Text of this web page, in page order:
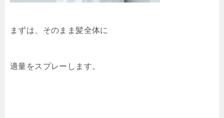
まずは、そのまま髪全体に
適量をスプレーします。